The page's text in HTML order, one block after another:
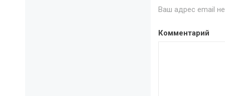
Ваш адрес email
Комментарий